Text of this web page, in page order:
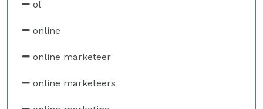
ol
online
online marketeer
online marketeers